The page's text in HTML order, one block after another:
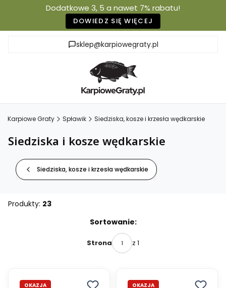
Dodatkowe 3, 5 a nawet 7% rabatu!
DOWIEDZ SIĘ WIĘCEJ
sklep@karpiowegraty.pl
Karpiowe Graty Spławik Siedziska, kosze i krzesła wędkarskie
Siedziska i kosze wędkarskie
Siedziska, kosze i krzesła wędkarskie
Produkty: 23
Sortowanie:
Strona z 1
OKAZJA OKAZJA